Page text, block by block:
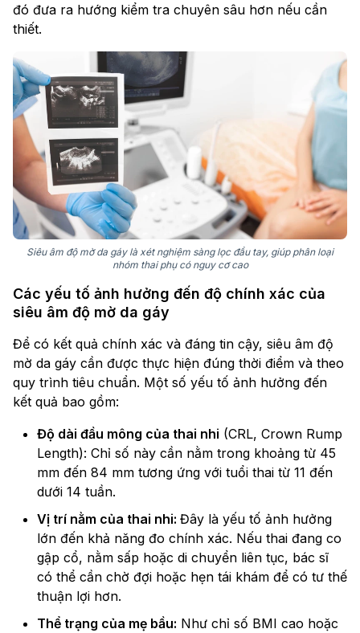
đó đưa ra hướng kiểm tra chuyên sâu hơn nếu cần
thiết.
Siêu âm độ mờ da gáy là xét nghiệm sàng lọc đầu tay, giúp phân loại
nhóm thai phụ có nguy cơ cao
Các yếu tố ảnh hưởng đến độ chính xác của
siêu âm độ mờ da gáy
Để có kết quả chính xác và đáng tin cậy, siêu âm độ
mờ da gáy cần được thực hiện đúng thời điểm và theo
quy trình tiêu chuẩn. Một số yếu tố ảnh hưởng đến
kết quả bao gồm:
Độ dài đầu mông của thai nhi (CRL, Crown Rump
Length): Chỉ số này cần nằm trong khoảng từ 45
mm đến 84 mm tương ứng với tuổi thai từ 11 đến
dưới 14 tuần.
Vị trí nằm của thai nhi: Đây là yếu tố ảnh hưởng
lớn đến khả năng đo chính xác. Nếu thai đang co
gập cổ, nằm sấp hoặc di chuyển liên tục, bác sĩ
có thể cần chờ đợi hoặc hẹn tái khám để có tư thế
thuận lợi hơn.
Thể trạng của mẹ bầu: Như chỉ số BMI cao hoặc